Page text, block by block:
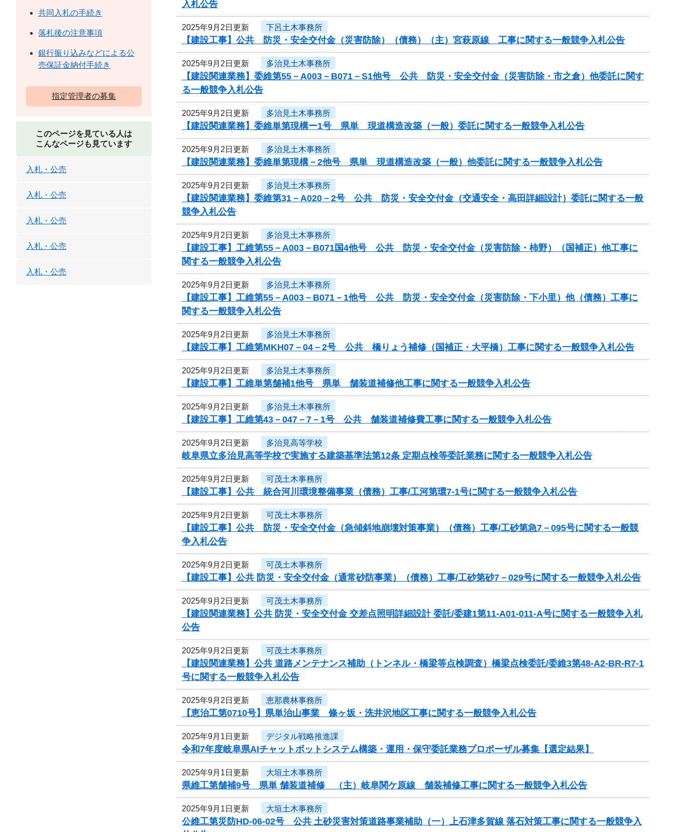
入札公告
2025年9月2日更新 下呂土木事務所
【建設工事】公共 防災・安全交付金（災害防除）（債務）（主）宮萩原線 工事に関する一般競争入札公告
2025年9月2日更新 多治見土木事務所
【建設関連業務】委維第55－A003－B071－S1他号 公共 防災・安全交付金（災害防除・市之倉）他委託に関す
る一般競争入札公告
2025年9月2日更新 多治見土木事務所
【建設関連業務】委維単第現構ー1号 県単 現道構造改築（一般）委託に関する一般競争入札公告
2025年9月2日更新 多治見土木事務所
【建設関連業務】委維単第現構－2他号 県単 現道構造改築（一般）他委託に関する一般競争入札公告
2025年9月2日更新 多治見土木事務所
【建設関連業務】委維第31－A020－2号 公共 防災・安全交付金（交通安全・高田詳細設計）委託に関する一般
競争入札公告
2025年9月2日更新 多治見土木事務所
【建設工事】工維第55－A003－B071国4他号 公共 防災・安全交付金（災害防除・柿野）（国補正）他工事に
関する一般競争入札公告
2025年9月2日更新 多治見土木事務所
【建設工事】工維第55－A003－B071－1他号 公共 防災・安全交付金（災害防除・下小里）他（債務）工事に
関する一般競争入札公告
2025年9月2日更新 多治見土木事務所
【建設工事】工維第MKH07－04－2号 公共 橋りょう補修（国補正・大平橋）工事に関する一般競争入札公告
2025年9月2日更新 多治見土木事務所
【建設工事】工維単第舗補1他号 県単 舗装道補修他工事に関する一般競争入札公告
2025年9月2日更新 多治見土木事務所
【建設工事】工維第43－047－7－1号 公共 舗装道補修費工事に関する一般競争入札公告
2025年9月2日更新 多治見高等学校
岐阜県立多治見高等学校で実施する建築基準法第12条 定期点検等委託業務に関する一般競争入札公告
2025年9月2日更新 可茂土木事務所
【建設工事】公共 統合河川環境整備事業（債務）工事/工河第環7-1号に関する一般競争入札公告
2025年9月2日更新 可茂土木事務所
【建設工事】公共 防災・安全交付金（急傾斜地崩壊対策事業）（債務）工事/工砂第急7－095号に関する一般競
争入札公告
2025年9月2日更新 可茂土木事務所
【建設工事】公共 防災・安全交付金（通常砂防事業）（債務）工事/工砂第砂7－029号に関する一般競争入札公告
2025年9月2日更新 可茂土木事務所
【建設関連業務】公共 防災・安全交付金 交差点照明詳細設計 委託/委建1第11-A01-011-A号に関する一般競争入札
公告
2025年9月2日更新 可茂土木事務所
【建設関連業務】公共 道路メンテナンス補助（トンネル・橋梁等点検調査）橋梁点検委託/委維3第48-A2-BR-R7-1
号に関する一般競争入札公告
2025年9月2日更新 恵那農林事務所
【恵治工第0710号】県単治山事業 條ヶ坂・洗井沢地区工事に関する一般競争入札公告
2025年9月1日更新 デジタル戦略推進課
令和7年度岐阜県AIチャットボットシステム構築・運用・保守委託業務プロポーザル募集【選定結果】
2025年9月1日更新 大垣土木事務所
県維工第舗補9号 県単 舗装道補修 （主）岐阜関ケ原線 舗装補修工事に関する一般競争入札公告
2025年9月1日更新 大垣土木事務所
公維工第災防HD-06-02号 公共 土砂災害対策道路事業補助（一）上石津多賀線 落石対策工事に関する一般競争入
共同入札の手続き
落札後の注意事項
銀行振り込みなどによる公
売保証金納付手続き
指定管理者の募集
このページを見ている人は
こんなページも見ています
入札・公売
入札・公売
入札・公売
入札・公売
入札・公売